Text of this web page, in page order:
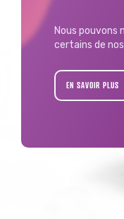
Nous
certains de
EN SAVOIR PLUS